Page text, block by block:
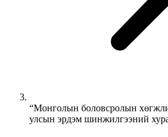
“Монголын боловсролын
улсын эрдэм шинжилгээний